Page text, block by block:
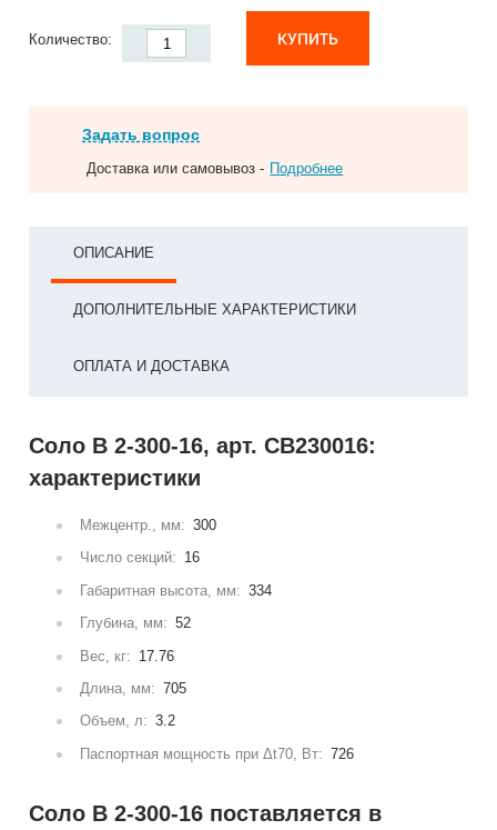
Количество: КУПИТЬ
Задать вопрос
Доставка или самовывоз - Подробнее
ОПИСАНИЕ
ДОПОЛНИТЕЛЬНЫЕ ХАРАКТЕРИСТИКИ
ОПЛАТА И ДОСТАВКА
Соло В 2-300-16, арт. СВ230016:
характеристики
Межцентр., мм: 300
Число секций: 16
Габаритная высота, мм: 334
Глубина, мм: 52
Вес, кг: 17.76
Длина, мм: 705
Объем, л: 3.2
Паспортная мощность при Δt70, Вт: 726
Соло В 2-300-16 поставляется в